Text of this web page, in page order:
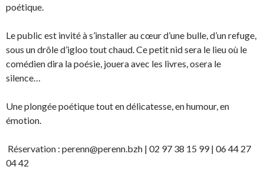
poétique.
Le public est invité à s’installer au cœur d’une bulle, d’un refuge,
sous un drôle d’igloo tout chaud. Ce petit nid sera le lieu où le
comédien dira la poésie, jouera avec les livres, osera le
silence…
Une plongée poétique tout en délicatesse, en humour, en
émotion.
Réservation : perenn@perenn.bzh | 02 97 38 15 99 | 06 44 27
04 42